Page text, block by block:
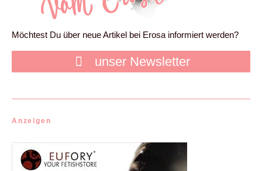
Möchtest Du über neue Artikel bei Erosa informiert werden?
unser Newsletter
Anzeigen